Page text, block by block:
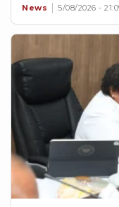
News 5/08/2026 -